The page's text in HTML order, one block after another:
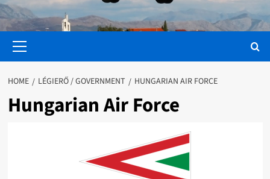
Menu
HOME LÉGIERŐ / GOVERNMENT HUNGARIAN AIR FORCE
Hungarian Air Force